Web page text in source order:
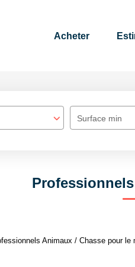
Acheter
Surface min
Animaux / Chasse pour